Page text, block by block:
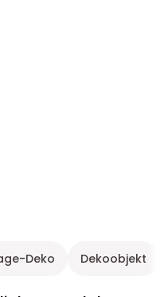
Deko Dekoobjekt